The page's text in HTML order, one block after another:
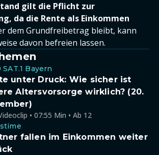
gilt die Pflicht zur
da die Rente als Einkommen
dem Grundfreibetrag bleibt, kann
davon befreien lassen.
SAT.1 Bayern
unter Druck: Wie sicher ist
Altersvorsorge wirklich? (20.
• 07:55 Min • Ab 12
fallen im Einkommen weiter